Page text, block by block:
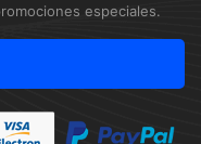
especiales.